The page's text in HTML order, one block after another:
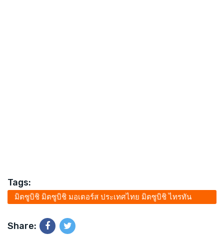
Tags:
มิตซูบิชิ มิตซูบิชิ มอเตอร์ส ประเทศไทย มิตซูบิชิ ไทรทัน
Share: